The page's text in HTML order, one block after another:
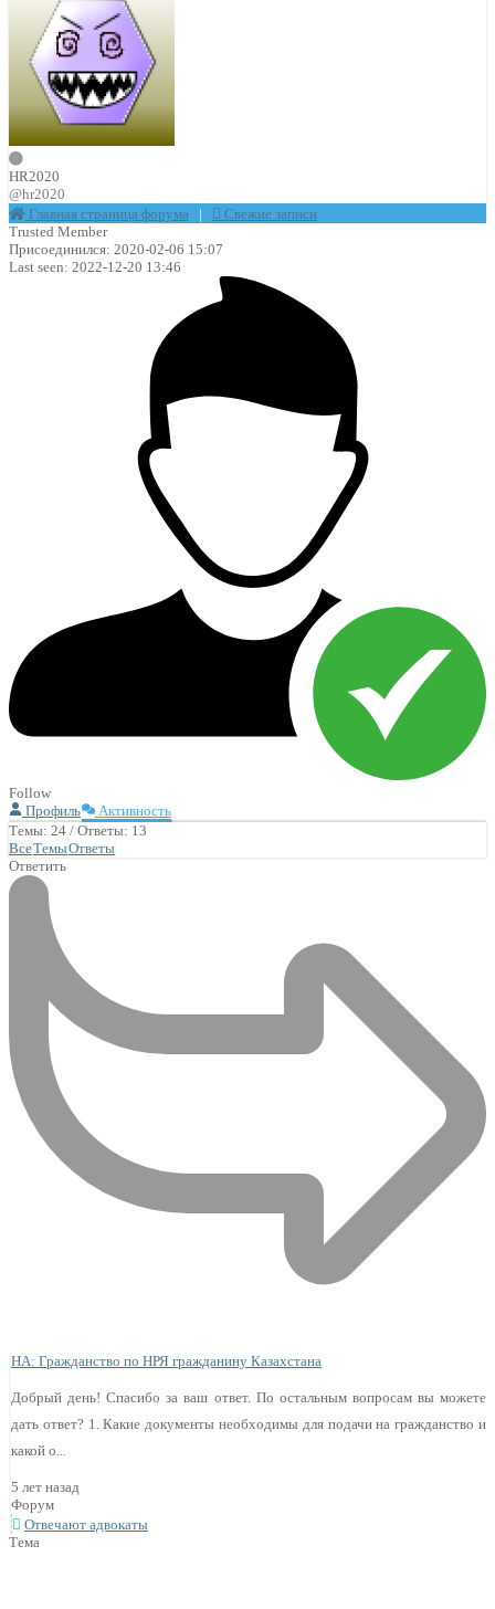
HR2020
@hr2020
Главная страница форума |
Свежие записи
Trusted Member
Присоединился: 2020-02-06 15:07
Last seen: 2022-12-20 13:46
Follow
Профиль
Активность
Темы: 24 / Ответы: 13
ВсеТемыОтветы
Ответить
НА: Гражданство по НРЯ гражданину Казахстана
Добрый день! Спасибо за ваш ответ. По остальным вопросам вы можете
дать ответ? 1. Какие документы необходимы для подачи на гражданство и
какой о...
5 лет назад
Форум
Отвечают адвокаты
Тема